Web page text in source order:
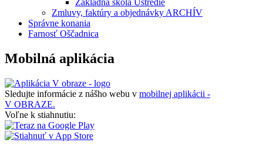
Zmluvy, faktúry a objednávky ARCHÍV
Správne konania
Farnosť Oščadnica
Mobilná aplikácia
Sledujte informácie z nášho webu v mobilnej aplikácii -
V OBRAZE.
Voľne k stiahnutiu: